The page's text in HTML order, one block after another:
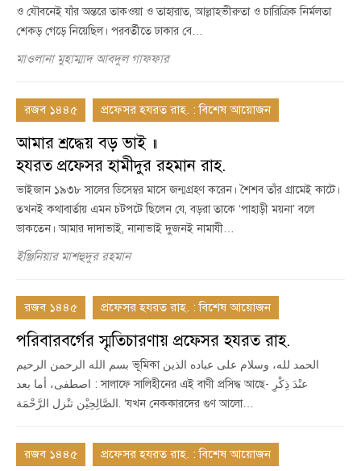
ও যৌবনেই যাঁর অন্তরে তাকওয়া ও তাহারাত, আল্লাহভীরুতা ও চারিত্রিক নির্মলতা
শেকড় গেড়ে নিয়েছিল। পরবর্তীতে ঢাকার বে…
মাওলানা মুহাম্মাদ আবদুল গাফফার
রজব ১৪৪৫ প্রফেসর হযরত রাহ. : বিশেষ আয়োজন
আমার শ্রদ্ধেয় বড় ভাই ॥
হযরত প্রফেসর হামীদুর রহমান রাহ.
ভাইজান ১৯৩৮ সালের ডিসেম্বর মাসে জন্মগ্রহণ করেন। শৈশব তাঁর গ্রামেই কাটে।
তখনই কথাবার্তায় এমন চটপটে ছিলেন যে, বড়রা তাকে ‘পাহাড়ী ময়না’ বলে
ডাকতেন। আমার দাদাভাই, নানাভাই দুজনই নামাযী…
ইঞ্জিনিয়ার মাশহুদুর রহমান
রজব ১৪৪৫ প্রফেসর হযরত রাহ. : বিশেষ আয়োজন
পরিবারবর্গের স্মৃতিচারণায় প্রফেসর হযরত রাহ.
بسم الله الرحمن الرحيم ভূমিকা الحمد لله، وسلام على عباده الذين
اصطفى، أما بعد : সালাফে সালিহীনের এই বাণী প্রসিদ্ধ আছে- عنْدَ ذِكْرِ
الصَّالِحِيْن تنْزل الرَّحْمَة. ‘যখন নেককারদের গুণ আলো…
রজব ১৪৪৫ প্রফেসর হযরত রাহ. : বিশেষ আয়োজন